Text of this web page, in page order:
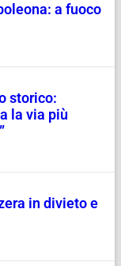
a fuoco
storico:
la via più
in divieto e